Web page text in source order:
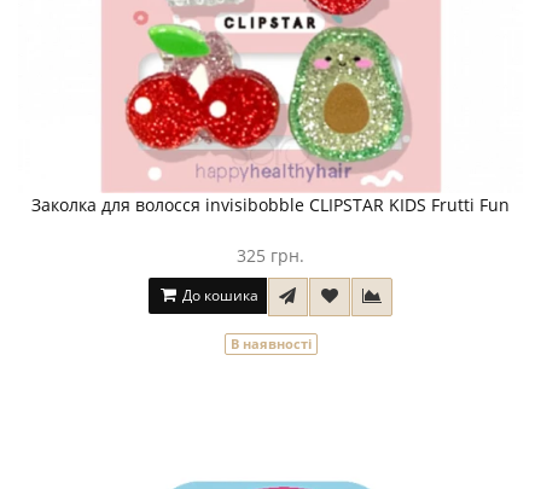
Заколка для волосся invisibobble CLIPSTAR KIDS Frutti Fun
325 грн.
До кошика
В наявності